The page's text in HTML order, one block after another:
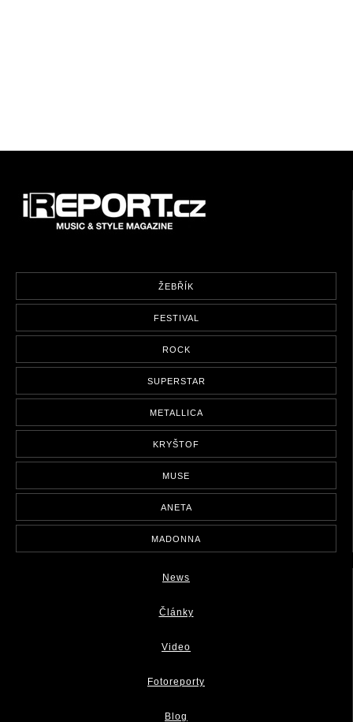
ŽEBŘÍK
FESTIVAL
ROCK
SUPERSTAR
METALLICA
KRYŠTOF
MUSE
ANETA
MADONNA
News
Články
Video
Fotoreporty
Blog